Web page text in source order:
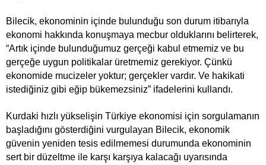
Bilecik, ekonominin içinde bulunduğu son durum itibarıyla
ekonomi hakkında konuşmaya mecbur olduklarını belirterek,
“Artık içinde bulunduğumuz gerçeği kabul etmemiz ve bu
gerçeğe uygun politikalar üretmemiz gerekiyor. Çünkü
ekonomide mucizeler yoktur; gerçekler vardır. Ve hakikati
istediğiniz gibi eğip bükemezsiniz” ifadelerini kullandı.
Kurdaki hızlı yükselişin Türkiye ekonomisi için sorgulamanın
başladığını gösterdiğini vurgulayan Bilecik, ekonomik
güvenin yeniden tesis edilmemesi durumunda ekonominin
sert bir düzeltme ile karşı karşıya kalacağı uyarısında